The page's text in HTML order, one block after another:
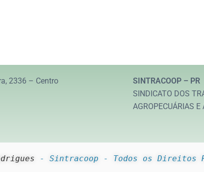
2336 – Centro
SINTRACOOP – PR
SINDICATO DOS
AGROPECUÁRIAS
- Sintracoop - Todos os Direitos